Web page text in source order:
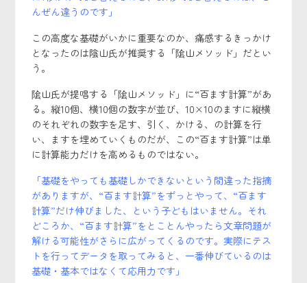
んぜん違うのです」
この高度な基礎がいかに重要なのか、痛感するきっかけ
となったのは陰山氏が推奨する「隂山メソッド」だとい
う。
隂山氏が提唱する「隂山メソッド」に“百ます計算”があ
る。縦10個、横10個の数字が並び、10×10のますに縦横
のそれぞれの数字を足す、引く、かける、の計算を行
い、ますを埋めていくものだが、この“百ます計算”は単
に計算能力だけを高めるものではない。
「基礎をやっても基礎しかできないという間違った指摘
がありますが、“百ます計算”をずっとやって、“百ます
計算”だけ伸びました、という子どもはいません。それ
どころか、“百ます計算”をとことんやったら文章問題が
解ける可能性がさらに広がってくるのです。実際にテス
トを行ってデータを取ってみると、一番伸びているのは
基礎・基本ではなくて応用力です」